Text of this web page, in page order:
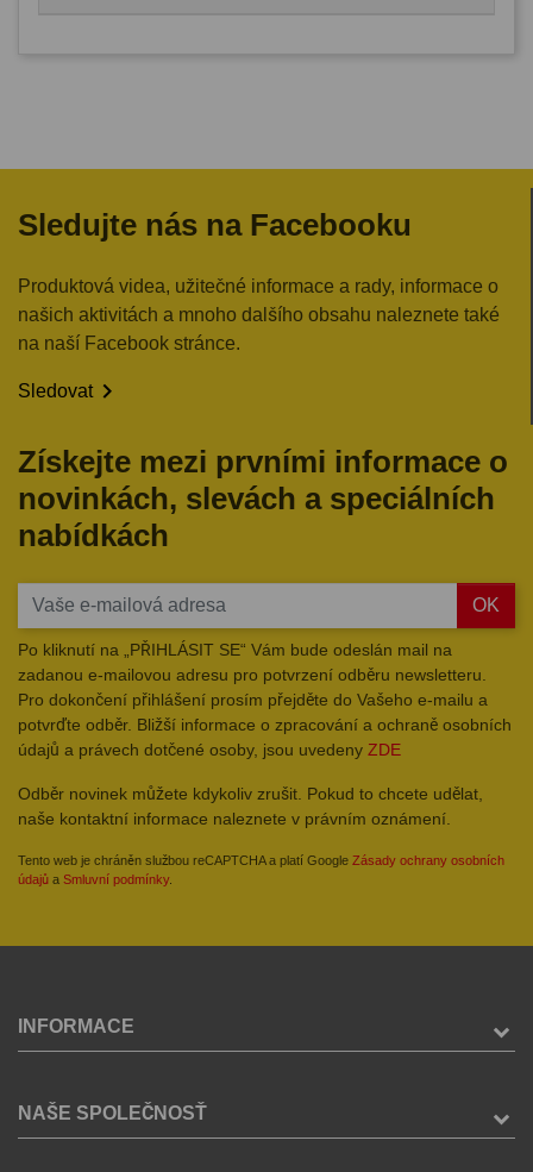
Sledujte nás na Facebooku
Produktová videa, užitečné informace a rady, informace o
našich aktivitách a mnoho dalšího obsahu naleznete také
na naší Facebook stránce.
Sledovat
Získejte mezi prvními informace o
novinkách, slevách a speciálních
nabídkách
OK
Po kliknutí na „PŘIHLÁSIT SE“ Vám bude odeslán mail na
zadanou e-mailovou adresu pro potvrzení odběru newsletteru.
Pro dokončení přihlášení prosím přejděte do Vašeho e-mailu a
potvrďte odběr. Bližší informace o zpracování a ochraně osobních
údajů a právech dotčené osoby, jsou uvedeny ZDE
Odběr novinek můžete kdykoliv zrušit. Pokud to chcete udělat,
naše kontaktní informace naleznete v právním oznámení.
Tento web je chráněn službou reCAPTCHA a platí Google Zásady ochrany osobních
údajů a Smluvní podmínky.
INFORMACE
NAŠE SPOLEČNOSŤ